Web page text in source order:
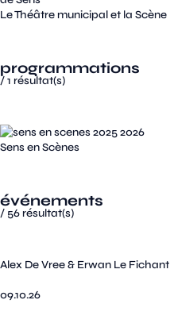
Le Théâtre municipal et la Scène
programmations
/1 résultat(s)
Sens en Scènes
événements
/ 56résultat(s)
Alex De Vree & Erwan Le Fichant
09.10.26